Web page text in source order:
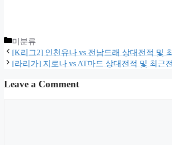
Categories
미분류
[K리그2] 인천유나 vs 전남드래 상대전적 및
[라리가] 지로나 vs AT마드 상대전적 및 최근
Leave a Comment